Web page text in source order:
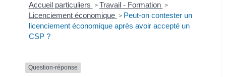
Accueil particuliers > Travail - Formation >
Licenciement économique > Peut-on contester un
licenciement économique après avoir accepté un
CSP ?
Question-réponse